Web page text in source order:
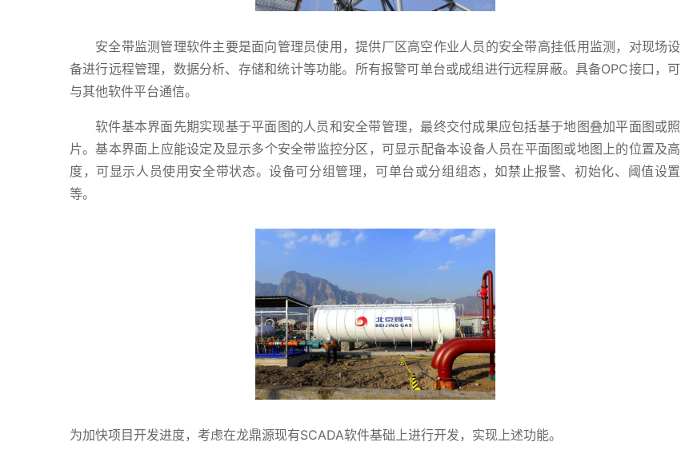
安全带监测管理软件主要是面向管理员使用，提供厂区高空作业人员的安全带高挂低用监测，对现场设
备进行远程管理，数据分析、存储和统计等功能。所有报警可单台或成组进行远程屏蔽。具备OPC接口，可
与其他软件平台通信。
软件基本界面先期实现基于平面图的人员和安全带管理，最终交付成果应包括基于地图叠加平面图或照
片。基本界面上应能设定及显示多个安全带监控分区，可显示配备本设备人员在平面图或地图上的位置及高
度，可显示人员使用安全带状态。设备可分组管理，可单台或分组组态，如禁止报警、初始化、阈值设置
等。
为加快项目开发进度，考虑在龙鼎源现有SCADA软件基础上进行开发，实现上述功能。